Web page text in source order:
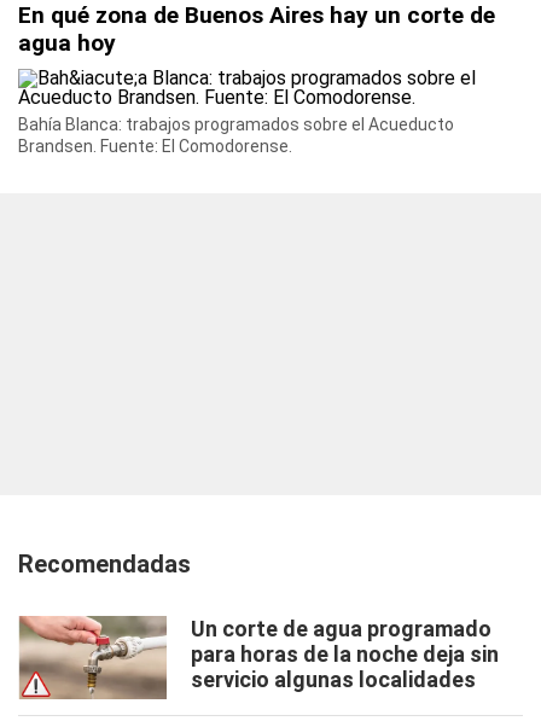
En qué zona de Buenos Aires hay un corte de
agua hoy
Bahía Blanca: trabajos programados sobre el Acueducto
Brandsen. Fuente: El Comodorense.
Recomendadas
Un corte de agua programado
para horas de la noche deja sin
servicio algunas localidades